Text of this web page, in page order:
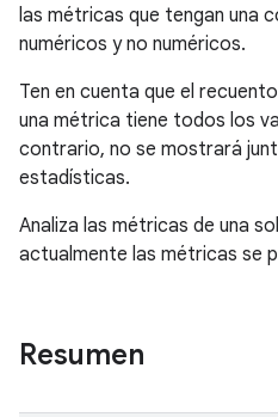
las métricas que tengan una
numéricos y no numéricos.
Ten en cuenta que el
una métrica tiene todos los
contrario, no se mostrará
estadísticas.
Analiza las métricas de una
actualmente las métricas se
Resumen